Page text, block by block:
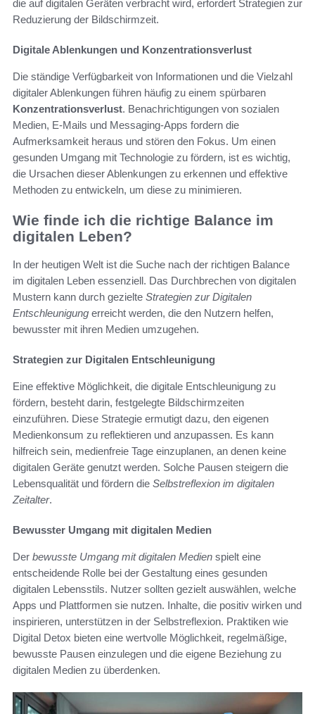
die auf digitalen Geräten verbracht wird, erfordert Strategien zur
Reduzierung der Bildschirmzeit.
Digitale Ablenkungen und Konzentrationsverlust
Die ständige Verfügbarkeit von Informationen und die Vielzahl
digitaler Ablenkungen führen häufig zu einem spürbaren
Konzentrationsverlust. Benachrichtigungen von sozialen
Medien, E-Mails und Messaging-Apps fordern die
Aufmerksamkeit heraus und stören den Fokus. Um einen
gesunden Umgang mit Technologie zu fördern, ist es wichtig,
die Ursachen dieser Ablenkungen zu erkennen und effektive
Methoden zu entwickeln, um diese zu minimieren.
Wie finde ich die richtige Balance im
digitalen Leben?
In der heutigen Welt ist die Suche nach der richtigen Balance
im digitalen Leben essenziell. Das Durchbrechen von digitalen
Mustern kann durch gezielte Strategien zur Digitalen
Entschleunigung erreicht werden, die den Nutzern helfen,
bewusster mit ihren Medien umzugehen.
Strategien zur Digitalen Entschleunigung
Eine effektive Möglichkeit, die digitale Entschleunigung zu
fördern, besteht darin, festgelegte Bildschirmzeiten
einzuführen. Diese Strategie ermutigt dazu, den eigenen
Medienkonsum zu reflektieren und anzupassen. Es kann
hilfreich sein, medienfreie Tage einzuplanen, an denen keine
digitalen Geräte genutzt werden. Solche Pausen steigern die
Lebensqualität und fördern die Selbstreflexion im digitalen
Zeitalter.
Bewusster Umgang mit digitalen Medien
Der bewusste Umgang mit digitalen Medien spielt eine
entscheidende Rolle bei der Gestaltung eines gesunden
digitalen Lebensstils. Nutzer sollten gezielt auswählen, welche
Apps und Plattformen sie nutzen. Inhalte, die positiv wirken und
inspirieren, unterstützen in der Selbstreflexion. Praktiken wie
Digital Detox bieten eine wertvolle Möglichkeit, regelmäßige,
bewusste Pausen einzulegen und die eigene Beziehung zu
digitalen Medien zu überdenken.